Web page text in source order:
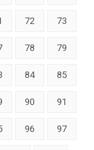
72 73
78 79
84 85
90 91
96 97